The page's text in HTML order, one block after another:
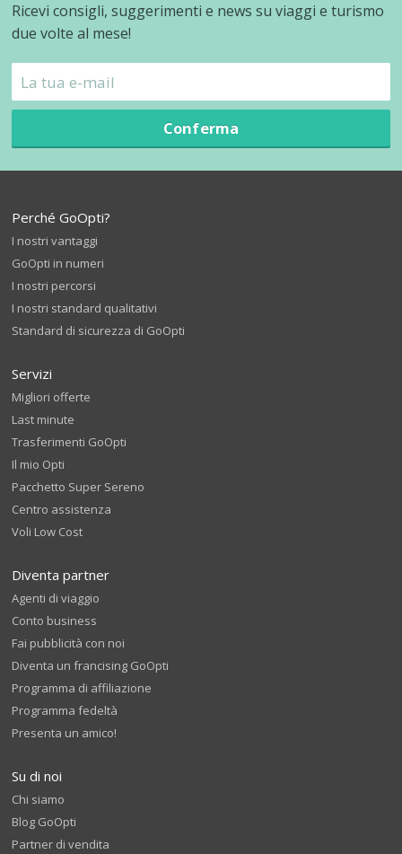
Ricevi consigli, suggerimenti e news su viaggi e turismo
due volte al mese!
Conferma
Perché GoOpti?
I nostri vantaggi
GoOpti in numeri
I nostri percorsi
I nostri standard qualitativi
Standard di sicurezza di GoOpti
Servizi
Migliori offerte
Last minute
Trasferimenti GoOpti
Il mio Opti
Pacchetto Super Sereno
Centro assistenza
Voli Low Cost
Diventa partner
Agenti di viaggio
Conto business
Fai pubblicità con noi
Diventa un francising GoOpti
Programma di affiliazione
Programma fedeltà
Presenta un amico!
Su di noi
Chi siamo
Blog GoOpti
Partner di vendita